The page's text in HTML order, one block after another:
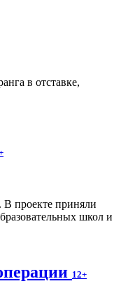
в отставке,
В проекте приняли
школ и
12+